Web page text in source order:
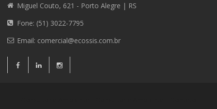
Miguel Couto, 621 - Porto Alegre | RS
Fone: (51) 3022-7795
Email: comercial@ecossis.com.br